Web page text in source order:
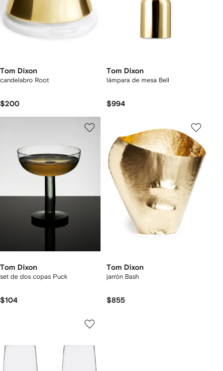
Tom Dixon
candelabro Root
$200
Tom Dixon
lámpara de mesa Bell
$994
Tom Dixon
set de dos copas Puck
$104
Tom Dixon
jarrón Bash
$855